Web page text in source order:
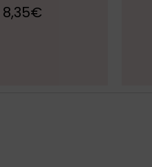
8,35€